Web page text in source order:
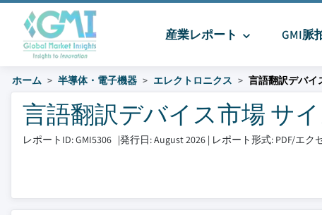
産業レポート GMI脈
ホーム 半導体・電子機器 エレクトロニクス 言語翻訳デバイ
言語翻訳デバイス市場 サ
レポートID: GMI5306 |発行日: August 2026 | レポート形式: PDF/エ